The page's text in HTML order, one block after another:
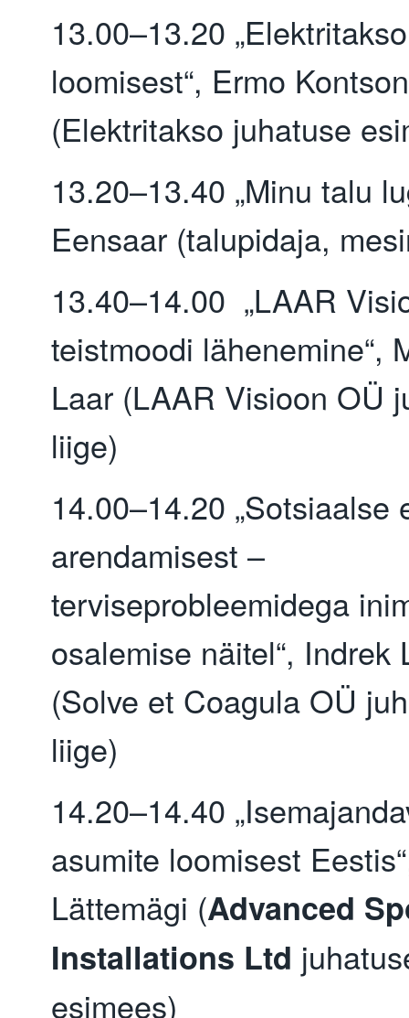
13.00–13.20 „Elektritakso
loomisest“, Ermo Kontson
(Elektritakso juhatuse
13.20–13.40 „Minu talu
Eensaar (talupidaja,
13.40–14.00 „LAAR
teistmoodi lähenemine“,
Laar (LAAR Visioon OÜ
liige)
14.00–14.20 „Sotsiaalse
arendamisest –
terviseprobleemidega
osalemise näitel“, Indrek
(Solve et Coagula OÜ
liige)
14.20–14.40
asumite loomisest
Lättemägi (Advanced
Installations Ltd
esimees)